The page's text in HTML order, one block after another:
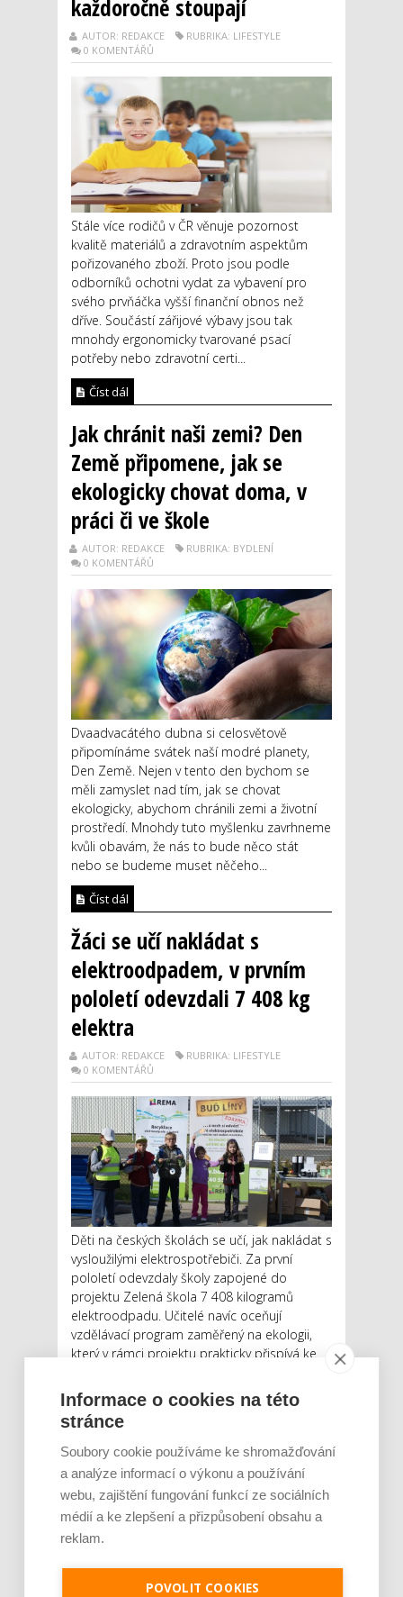
každoročně stoupají
AUTOR: REDAKCE
RUBRIKA: LIFESTYLE
0 KOMENTÁŘŮ
Stále více rodičů v ČR věnuje pozornost
kvalitě materiálů a zdravotním aspektům
pořizovaného zboží. Proto jsou podle
odborníků ochotni vydat za vybavení pro
svého prvňáčka vyšší finanční obnos než
dříve. Součástí zářijové výbavy jsou tak
mnohdy ergonomicky tvarované psací
potřeby nebo zdravotní certi...
Číst dál
Jak chránit naši zemi? Den
Země připomene, jak se
ekologicky chovat doma, v
práci či ve škole
AUTOR: REDAKCE
RUBRIKA: BYDLENÍ
0 KOMENTÁŘŮ
Dvaadvacátého dubna si celosvětově
připomínáme svátek naší modré planety,
Den Země. Nejen v tento den bychom se
měli zamyslet nad tím, jak se chovat
ekologicky, abychom chránili zemi a životní
prostředí. Mnohdy tuto myšlenku zavrhneme
kvůli obavám, že nás to bude něco stát
nebo se budeme muset něčeho...
Číst dál
Žáci se učí nakládat s
elektroodpadem, v prvním
pololetí odevzdali 7 408 kg
elektra
AUTOR: REDAKCE
RUBRIKA: LIFESTYLE
0 KOMENTÁŘŮ
Děti na českých školách se učí, jak nakládat s
vysloužilými elektrospotřebiči. Za první
pololetí odevzdaly školy zapojené do
projektu Zelená škola 7 408 kilogramů
elektroodpadu. Učitelé navíc oceňují
vzdělávací program zaměřený na ekologii,
který v rámci projektu prakticky přispívá ke
Číst dál
Tip pro rodiče na nový školní
rok: Jak zařídit dítěti studijní
prostředí i v dětském
pokojíčku
Informace o cookies na této
stránce
Soubory cookie používáme ke shromažďování
a analýze informací o výkonu a používání
webu, zajištění fungování funkcí ze sociálních
médií a ke zlepšení a přizpůsobení obsahu a
reklam.
POVOLIT COOKIES